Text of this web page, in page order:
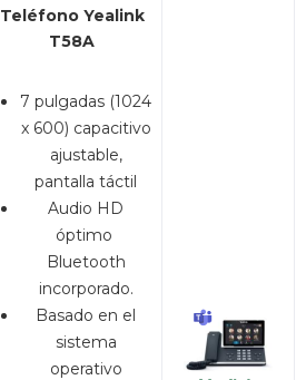
Teléfono Yealink
T58A
7 pulgadas (1024
x 600) capacitivo
ajustable,
pantalla táctil
Audio HD
óptimo
Bluetooth
incorporado.
Basado en el
sistema
operativo